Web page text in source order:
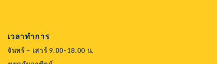
เวลาทำการ
จันทร์ – เสาร์ 9.00-18.00 น.